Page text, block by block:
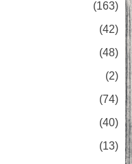
(163)
(42)
(48)
(2)
(74)
(40)
(13)